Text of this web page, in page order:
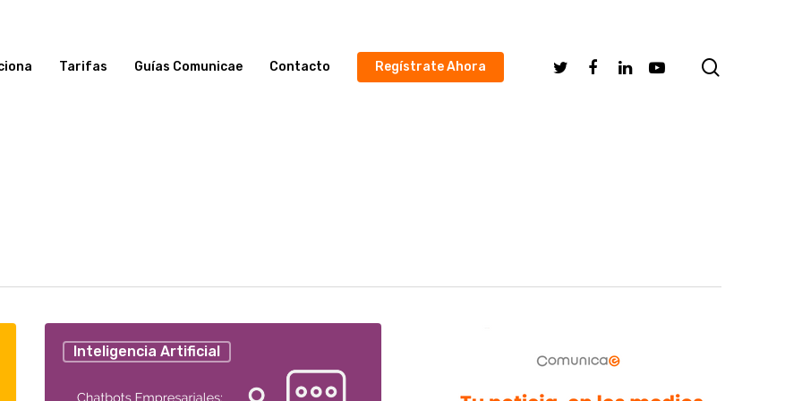
Tarifas Guías Comunicae Contacto Regístrate Ahora TwitterFacebookLinkedinYoutube
Inteligencia Artificial